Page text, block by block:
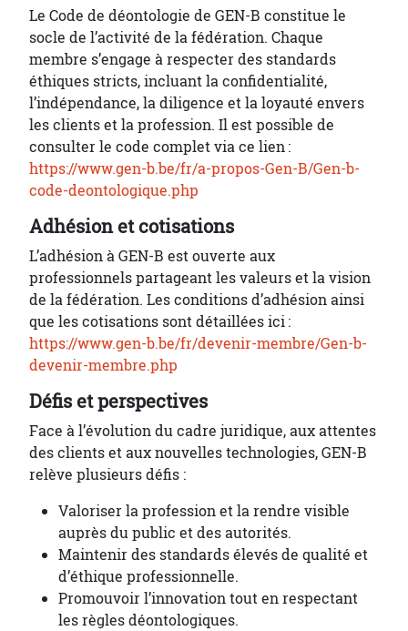
Le Code de déontologie de GEN-B constitue le
socle de l’activité de la fédération. Chaque
membre s’engage à respecter des standards
éthiques stricts, incluant la confidentialité,
l’indépendance, la diligence et la loyauté envers
les clients et la profession. Il est possible de
consulter le code complet via ce lien :
https://www.gen-b.be/fr/a-propos-Gen-B/Gen-b-
code-deontologique.php
Adhésion et cotisations
L’adhésion à GEN-B est ouverte aux
professionnels partageant les valeurs et la vision
de la fédération. Les conditions d’adhésion ainsi
que les cotisations sont détaillées ici :
https://www.gen-b.be/fr/devenir-membre/Gen-b-
devenir-membre.php
Défis et perspectives
Face à l’évolution du cadre juridique, aux attentes
des clients et aux nouvelles technologies, GEN-B
relève plusieurs défis :
Valoriser la profession et la rendre visible
auprès du public et des autorités.
Maintenir des standards élevés de qualité et
d’éthique professionnelle.
Promouvoir l’innovation tout en respectant
les règles déontologiques.